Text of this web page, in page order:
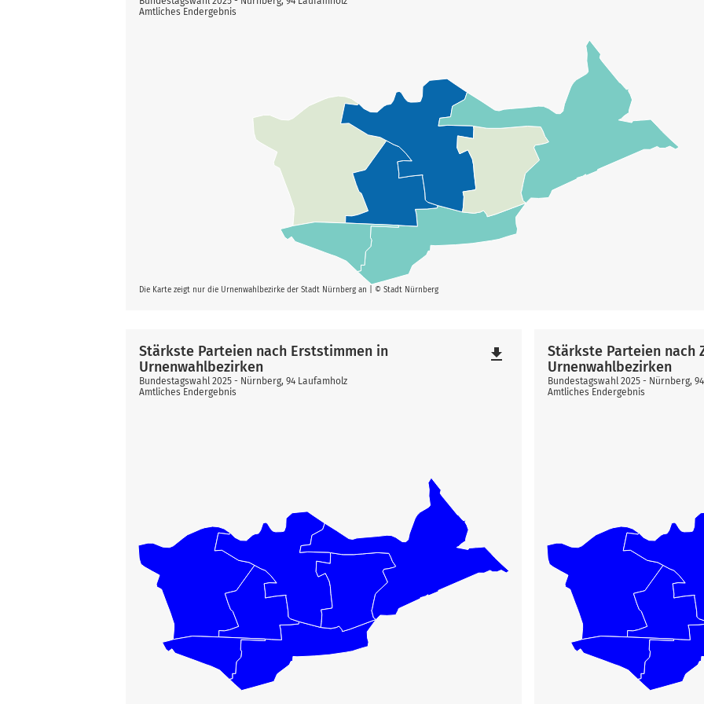
Die Karte zeigt nur die Urnenwahlbezirke der Stadt Nürnberg an | © Stadt Nürnberg
Amtliches Endergebnis
Stärkste Parteien nach Erststimmen in
Urnenwahlbezirken
Bundestagswahl 2025 - Nürnberg, 94 Laufamholz
Amtliches Endergebnis
file_download Stärkste Parteien nach
Urnenwahlbezirken
Bundestagswahl 2025 - Nürnberg,
Amtliches Endergebnis